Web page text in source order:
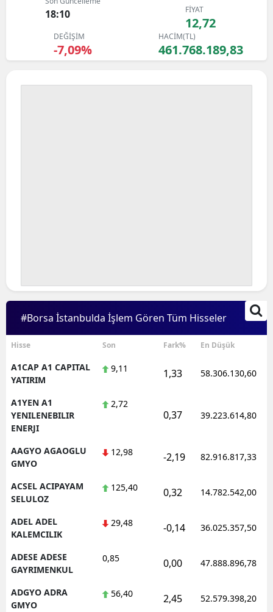
Bingöl
Bitlis
Bolu
Edirne
Elazığ
Erzincan
Gaziantep
Gümüşhane
Hakkari
Mersin
18:10 FİYAT
12,72
DEĞİŞİM
-7,09%
HACİM(TL)
461.768.189,83
#Borsa İstanbulda İşlem Gören Tüm Hisseler
Hisse Son Fark% En Düşük
A1CAP A1 CAPITAL
YATIRIM
9,11 1,33 58.306.130,60
A1YEN A1
YENILENEBILIR
ENERJI
2,72
0,37 39.223.614,80
AAGYO AGAOGLU
GMYO
12,98 -2,19 82.916.817,33
ACSEL ACIPAYAM
SELULOZ
125,40 0,32 14.782.542,00
ADEL ADEL
KALEMCILIK
29,48 -0,14 36.025.357,50
ADESE ADESE
GAYRIMENKUL
0,85 0,00 47.888.896,78
ADGYO ADRA
GMYO
56,40 2,45 52.579.398,20